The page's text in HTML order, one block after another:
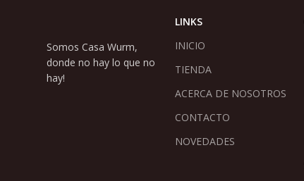
Somos Casa Wurm,
donde no hay lo que no
hay!
LINKS
INICIO
TIENDA
ACERCA DE NOSOTROS
CONTACTO
NOVEDADES